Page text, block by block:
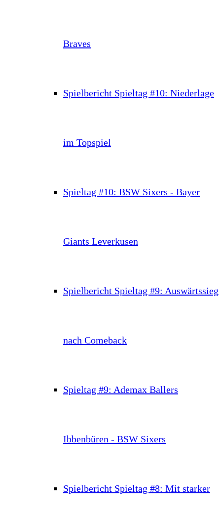
Braves
Spielbericht Spieltag #10: Niederlage
im Topspiel
Spieltag #10: BSW Sixers - Bayer
Giants Leverkusen
Spielbericht Spieltag #9: Auswärtssieg
nach Comeback
Spieltag #9: Ademax Ballers
Ibbenbüren - BSW Sixers
Spielbericht Spieltag #8: Mit starker